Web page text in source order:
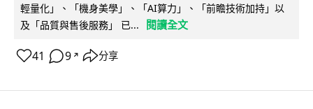
輕量化」、「機身美學」、「AI算力」、「前瞻技術加持」以
及「品質與售後服務」 已...
閱讀全文
41 9 ↗ 分享